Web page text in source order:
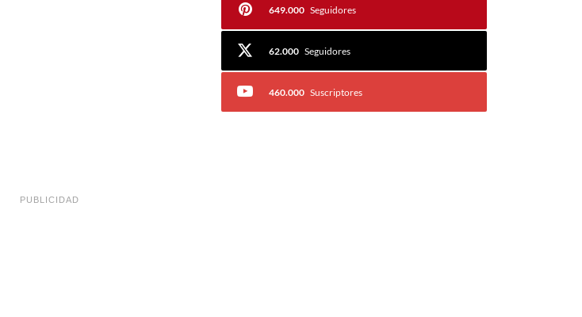
649.000 Seguidores
62.000 Seguidores
460.000 Suscriptores
PUBLICIDAD